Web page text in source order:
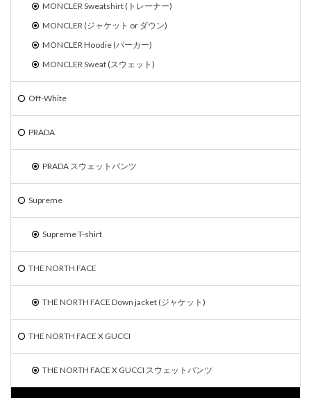
MONCLER Sweatshirt (トレーナー)
MONCLER (ジャケット or ダウン)
MONCLER Hoodie (パーカー)
MONCLER Sweat (スウェット)
Off-White
PRADA
PRADA スウェットパンツ
Supreme
Supreme T-shirt
THE NORTH FACE
THE NORTH FACE Down jacket (ジャケット)
THE NORTH FACE X GUCCI
THE NORTH FACE X GUCCI スウェットパンツ